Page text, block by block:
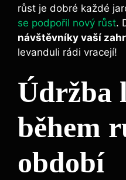
růst je dobré každé
se podpořil nový růst.
návštěvníky vaší
levanduli rádi vracejí!
Údržba
během
období